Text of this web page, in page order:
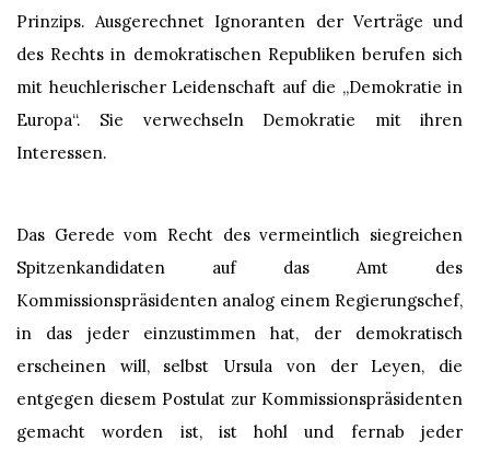
Prinzips. Ausgerechnet Ignoranten der Verträge und
des Rechts in demokratischen Republiken berufen sich
mit heuchlerischer Leidenschaft auf die „Demokratie in
Europa“. Sie verwechseln Demokratie mit ihren
Interessen.
Das Gerede vom Recht des vermeintlich siegreichen
Spitzenkandidaten auf das Amt des
Kommissionspräsidenten analog einem Regierungschef,
in das jeder einzustimmen hat, der demokratisch
erscheinen will, selbst Ursula von der Leyen, die
entgegen diesem Postulat zur Kommissionspräsidenten
gemacht worden ist, ist hohl und fernab jeder